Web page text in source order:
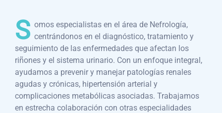
S omos especialistas en el área de Nefrología,
centrándonos en el diagnóstico, tratamiento y
seguimiento de las enfermedades que afectan los
riñones y el sistema urinario. Con un enfoque integral,
ayudamos a prevenir y manejar patologías renales
agudas y crónicas, hipertensión arterial y
complicaciones metabólicas asociadas. Trabajamos
en estrecha colaboración con otras especialidades